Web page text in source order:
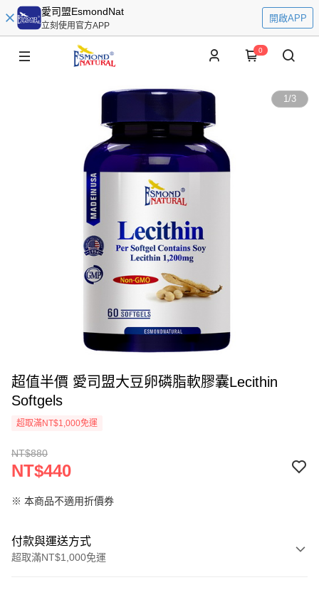
愛司盟EsmondNat
立刻使用官方APP
開啟APP
0
1/3
超值半價 愛司盟大豆卵磷脂軟膠囊Lecithin
Softgels
超取滿NT$1,000免運
NT$880
NT$440
※ 本商品不適用折價券
付款與運送方式
超取滿NT$1,000免運